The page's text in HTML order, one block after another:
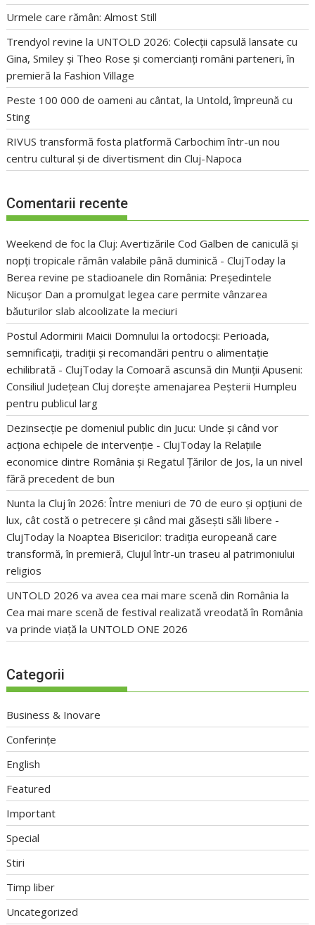
Urmele care rămân: Almost Still
Trendyol revine la UNTOLD 2026: Colecții capsulă lansate cu
Gina, Smiley și Theo Rose și comercianți români parteneri, în
premieră la Fashion Village
Peste 100 000 de oameni au cântat, la Untold, împreună cu
Sting
RIVUS transformă fosta platformă Carbochim într-un nou
centru cultural și de divertisment din Cluj-Napoca
Comentarii recente
Weekend de foc la Cluj: Avertizările Cod Galben de caniculă și
nopți tropicale rămân valabile până duminică - ClujToday la
Berea revine pe stadioanele din România: Președintele
Nicușor Dan a promulgat legea care permite vânzarea
băuturilor slab alcoolizate la meciuri
Postul Adormirii Maicii Domnului la ortodocși: Perioada,
semnificații, tradiții și recomandări pentru o alimentație
echilibrată - ClujToday laComoară ascunsă din Munții Apuseni:
Consiliul Județean Cluj dorește amenajarea Peșterii Humpleu
pentru publicul larg
Dezinsecție pe domeniul public din Jucu: Unde și când vor
acționa echipele de intervenție - ClujToday la Relațiile
economice dintre România și Regatul Țărilor de Jos, la un nivel
fără precedent de bun
Nunta la Cluj în 2026: Între meniuri de 70 de euro și opțiuni de
lux, cât costă o petrecere și când mai găsești săli libere -
ClujToday la Noaptea Bisericilor: tradiția europeană care
transformă, în premieră, Clujul într-un traseu al patrimoniului
religios
UNTOLD 2026 va avea cea mai mare scenă din România la
Cea mai mare scenă de festival realizată vreodată în România
va prinde viață la UNTOLD ONE 2026
Categorii
Business & Inovare
Conferințe
English
Featured
Important
Special
Stiri
Timp liber
Uncategorized